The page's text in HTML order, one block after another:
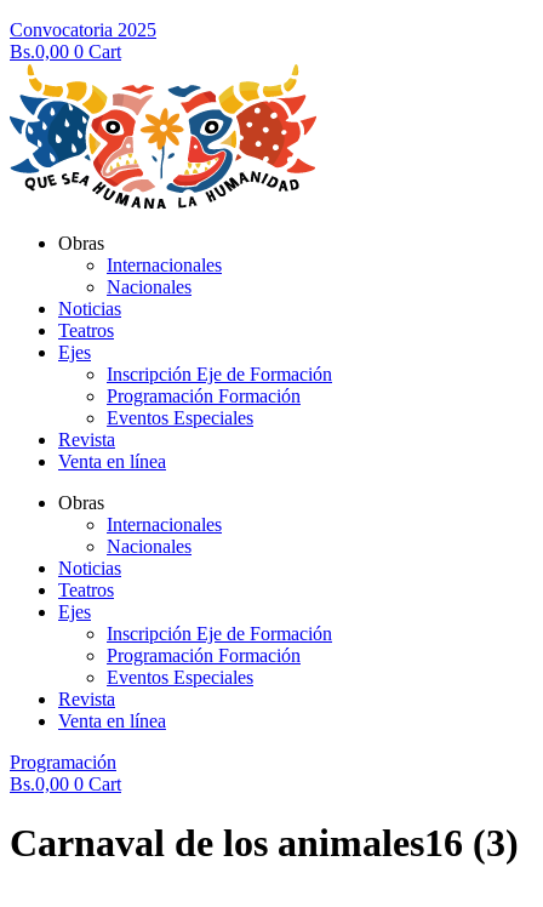
Convocatoria 2025
Bs.0,00 0 Cart
Obras
Internacionales
Nacionales
Noticias
Teatros
Ejes
Inscripción Eje de Formación
Programación Formación
Eventos Especiales
Revista
Venta en línea
Obras
Internacionales
Nacionales
Noticias
Teatros
Ejes
Inscripción Eje de Formación
Programación Formación
Eventos Especiales
Revista
Venta en línea
Programación
Bs.0,00 0 Cart
Carnaval de los animales16 (3)